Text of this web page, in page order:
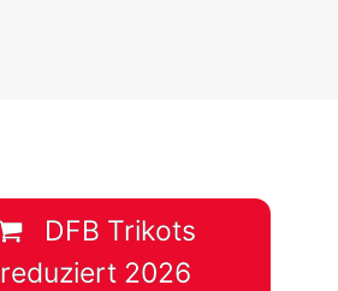
DFB Trikots
reduziert 2026